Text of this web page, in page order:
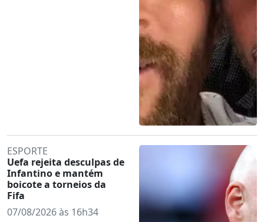
ESPORTE
Uefa rejeita desculpas de
Infantino e mantém
boicote a torneios da
Fifa
07/08/2026 às 16h34